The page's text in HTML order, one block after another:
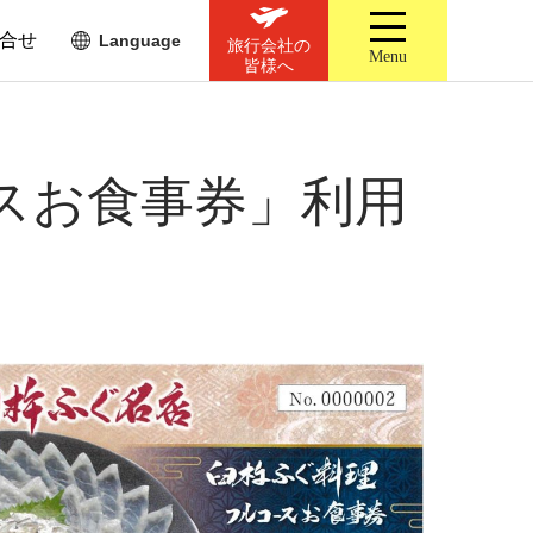
せ Language
旅行会社の
皆様へ
Menu
お食事券」利用